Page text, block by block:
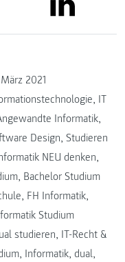
2021
, IT
Informatik,
Design, Studieren
NEU denken,
, Bachelor Studium
, FH Informatik,
Studium
studieren, IT-Recht &
, Informatik, dual,